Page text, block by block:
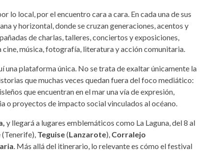
lo local, por el encuentro cara a cara. En cada una de sus
y horizontal, donde se cruzan generaciones, acentos y
de charlas, talleres, conciertos y exposiciones,
música, fotografía, literatura y acción comunitaria.
una plataforma única. No se trata de exaltar únicamente la
que muchas veces quedan fuera del foco mediático:
que encuentran en el mar una vía de expresión,
o proyectos de impacto social vinculados al océano.
y llegará a lugares emblemáticos como La Laguna, del 8 al
Teguise(Lanzarote), Corralejo
. Más allá del itinerario, lo relevante es cómo el festival